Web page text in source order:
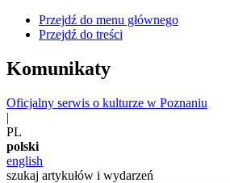
Przejdź do menu głównego
Przejdź do treści
Komunikaty
Oficjalny serwis o kulturze w Poznaniu
|
PL
polski
english
szukaj artykułów i wydarzeń